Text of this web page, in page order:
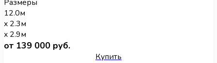
Размеры
12.0м
x 2.3м
x 2.9м
от 139 000 руб.
Купить